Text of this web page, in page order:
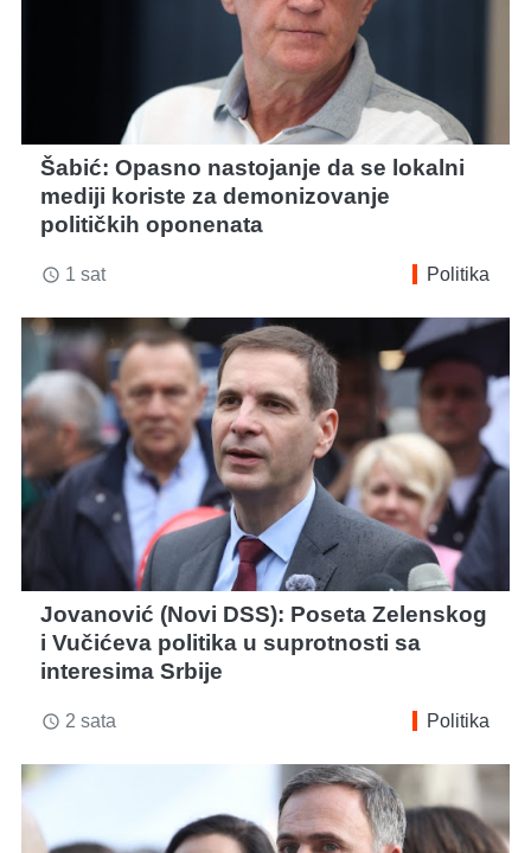
Šabić: Opasno nastojanje da se lokalni
mediji koriste za demonizovanje
političkih oponenata
access_time 1 sat Politika
Jovanović (Novi DSS): Poseta Zelenskog
i Vučićeva politika u suprotnosti sa
interesima Srbije
access_time 2 sata Politika